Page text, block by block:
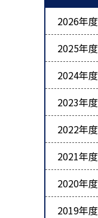
2026年度
2025年度
2024年度
2023年度
2022年度
2021年度
2020年度
2019年度